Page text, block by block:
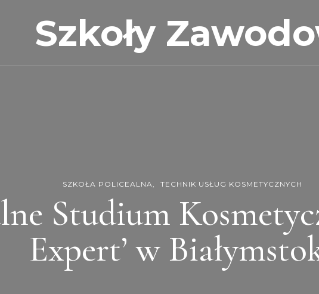
Szkoły
SZKOŁA POLICEALNA TECHNIK USŁUG KOSMETYCZNYCH
Studium
Expert’ w